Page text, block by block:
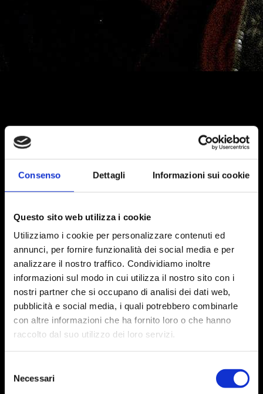
Consenso Dettagli Informazioni sui cookie
Questo sito web utilizza i cookie
Utilizziamo i cookie per personalizzare contenuti ed
annunci, per fornire funzionalità dei social media e per
analizzare il nostro traffico. Condividiamo inoltre
informazioni sul modo in cui utilizza il nostro sito con i
nostri partner che si occupano di analisi dei dati web,
pubblicità e social media, i quali potrebbero combinarle
con altre informazioni che ha fornito loro o che hanno
raccolto dal suo utilizzo dei loro servizi.
delNecessari